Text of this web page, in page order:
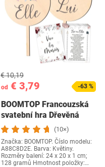
od € 3,79
€ 10,19
-63 %
BOOMTOP Francouzská
svatební hra Dřevěná
cedulka a kvízové…
(10×)
Značka: BOOMTOP. Číslo modelu:
A88C8D2E. Barva: Květiny.
Rozměry balení: 24 x 20 x 1 cm;
128 gramů Hmotnost položky:…